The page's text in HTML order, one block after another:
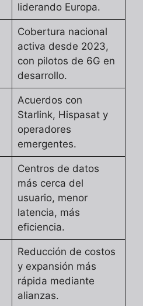
liderando Europa.
Cobertura nacional
activa desde 2023,
con pilotos de 6G en
desarrollo.
Acuerdos con
Starlink, Hispasat y
operadores
emergentes.
Centros de datos
más cerca del
usuario, menor
latencia, más
eficiencia.
Reducción de costos
y expansión más
rápida mediante
alianzas.